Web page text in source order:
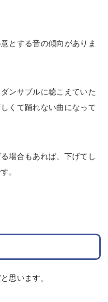
とする音の傾向がありま
ンサブルに聴こえていた
くて踊れない曲になって
場合もあれば、下げてし
。
思います。